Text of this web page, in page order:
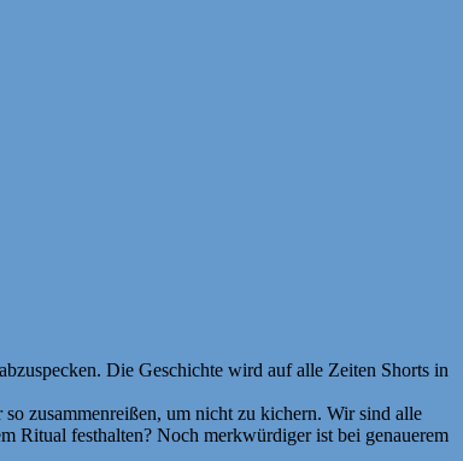
Die Geschichte wird auf alle Zeiten Shorts in
zusammenreißen, um nicht zu kichern. Wir sind alle
Ritual festhalten? Noch merkwürdiger ist bei genauerem